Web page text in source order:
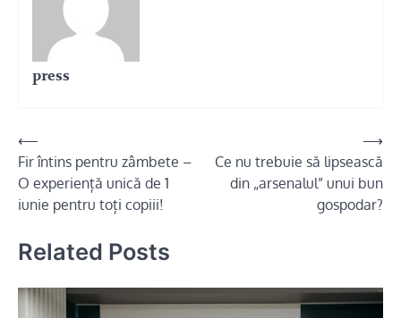
press
Navigare
în
articole
⟵
Fir întins pentru zâmbete –
O experiență unică de 1
iunie pentru toți copiii!
Ce nu trebuie să lipsească
din „arsenalul” unui bun
gospodar?
⟶
Related Posts